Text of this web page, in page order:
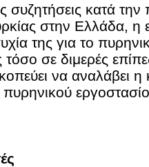
συζητήσεις κατά
στην Ελλάδα, η
της για το
σε διμερές
να αναλάβει η